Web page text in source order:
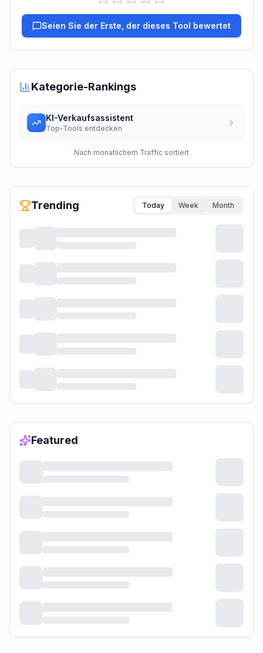
Seien Sie der Erste, der dieses Tool bewertet
Kategorie-Rankings
KI-Verkaufsassistent
Top-Tools entdecken
Nach monatlichem Traffic sortiert
Trending Today Week Month
Featured